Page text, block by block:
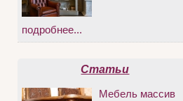
подробнее...
Статьи
Мебель массив